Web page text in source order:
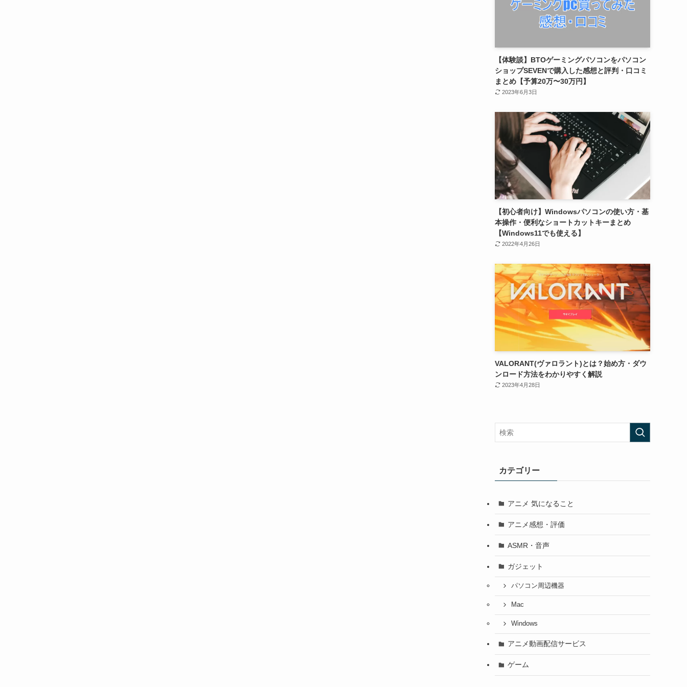
【体験談】BTOゲーミングパソコンをパソコン
ショップSEVENで購入した感想と評判・口コミ
まとめ【予算20万〜30万円】
2023年6月3日
【初心者向け】Windowsパソコンの使い方・基
本操作・便利なショートカットキーまとめ
【Windows11でも使える】
2022年4月26日
VALORANT(ヴァロラント)とは？始め方・ダウ
ンロード方法をわかりやすく解説
2023年4月28日
カテゴリー
アニメ 気になること
アニメ感想・評価
ASMR・音声
ガジェット
パソコン周辺機器
Mac
Windows
アニメ動画配信サービス
ゲーム